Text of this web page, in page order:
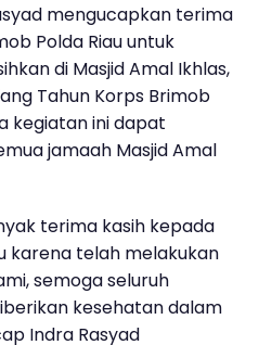
mengucapkan terima
Polda Riau untuk
di Masjid Amal Ikhlas,
Tahun Korps Brimob
kegiatan ini dapat
jamaah Masjid Amal
terima kasih kepada
karena telah melakukan
semoga seluruh
kesehatan dalam
Indra Rasyad